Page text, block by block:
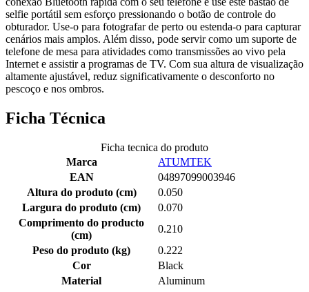
selfie portátil sem esforço pressionando o botão de controle do
obturador. Use-o para fotografar de perto ou estenda-o para capturar
cenários mais amplos. Além disso, pode servir como um suporte de
telefone de mesa para atividades como transmissões ao vivo pela
Internet e assistir a programas de TV. Com sua altura de visualização
altamente ajustável, reduz significativamente o desconforto no
pescoço e nos ombros.
Ficha Técnica
Ficha tecnica do produto
Marca
ATUMTEK
EAN
04897099003946
Altura do produto (cm)
0.050
Largura do produto (cm)
0.070
Comprimento do producto
(cm)
0.210
Peso do produto (kg)
0.222
Cor
Black
Material
Aluminum